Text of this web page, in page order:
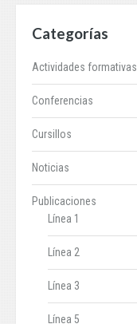
Categorías
Actividades formativas
Conferencias
Cursillos
Noticias
Publicaciones
Línea 1
Línea 2
Línea 3
Línea 5